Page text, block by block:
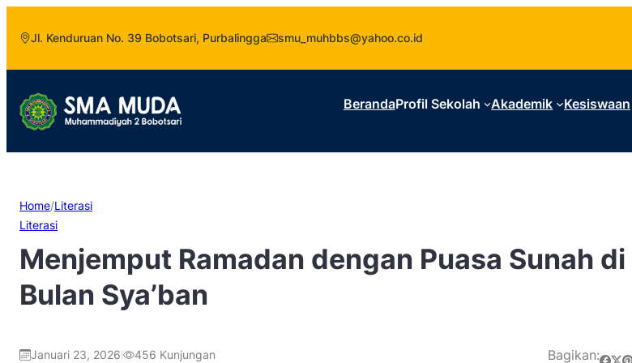
Jl. Kenduruan No. 39 Bobotsari, Purbalingga smu_muhbbs@yahoo.co.id
BerandaProfil Sekolah Akademik Kesiswaan
Home/Literasi
Literasi
Menjemput Ramadan dengan Puasa Sunah di
Bulan Sya’ban
Januari 23, 2026 456 Kunjungan Bagikan: Share on Facebook Share on X Share on Pinterest